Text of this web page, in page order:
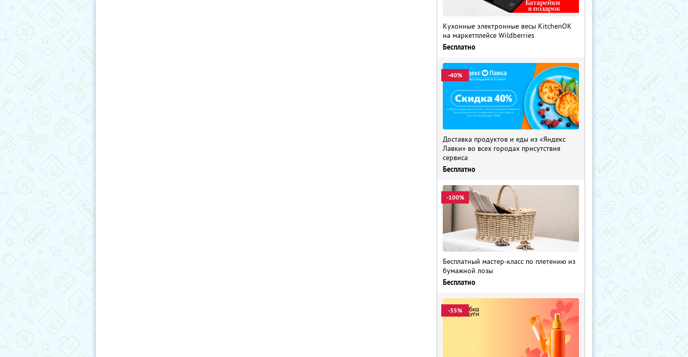
Кухонные электронные весы KitchenOK
на маркетплейсе Wildberries
Бесплатно
-40%
Доставка продуктов и еды из «Яндекс
Лавки» во всех городах присутствия
сервиса
Бесплатно
-100%
Бесплатный мастер-класс по плетению из
бумажной лозы
Бесплатно
-35%